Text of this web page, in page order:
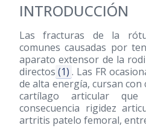
INTRODUCCIÓN
Las fracturas de la
comunes causadas por
aparato extensor de la
directos (1) . Las FR
de alta energía, cursan
cartílago articular
consecuencia rigidez
artritis patelo femoral,